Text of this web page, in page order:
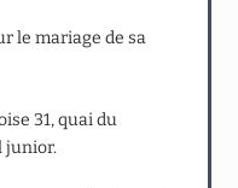
le mariage de sa
31, quai du
junior.